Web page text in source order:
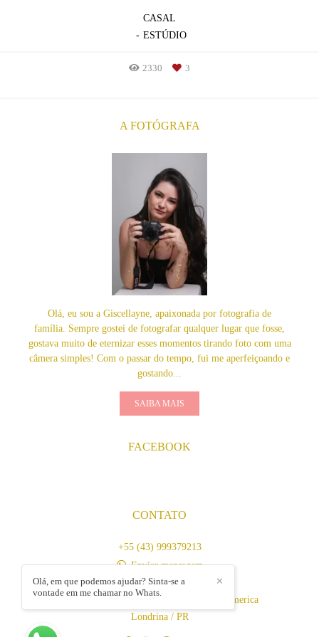
CASAL
ESTÚDIO
2330 3
A FOTÓGRAFA
Olá, eu sou a Giscellayne, apaixonada por fotografia de
família. Sempre gostei de fotografar qualquer lugar que fosse,
gostava muito de eternizar esses momentos tirando foto com uma
câmera simples! Com o passar do tempo, fui me aperfeiçoando e
gostando...
SAIBA MAIS
FACEBOOK
CONTATO
+55 (43) 999379213
Enviar mensagem
contato@gyfotografia.com.br
Av. Duque de Caxias, 1860, 11 - Jardim America
Londrina / PR
✕
Olá, em que podemos ajudar? Sinta-se a
vontade em me chamar no Whats.